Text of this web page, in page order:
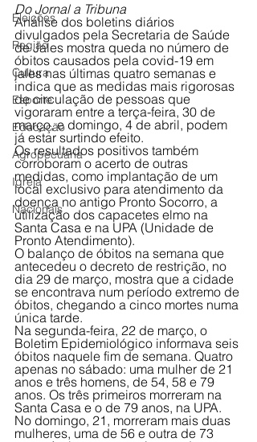
Eleições
Região
Cultura
Esporte
Educação
Agropecuária
Igreja
Nacionais
Do Jornal a Tribuna
Análise dos boletins diários
divulgados pela Secretaria de Saúde
de Jales mostra queda no número de
óbitos causados pela covid-19 em
jales nas últimas quatro semanas e
indica que as medidas mais rigorosas
de circulação de pessoas que
vigoraram entre a terça-feira, 30 de
março, e domingo, 4 de abril, podem
já estar surtindo efeito.
Os resultados positivos também
corroboram o acerto de outras
medidas, como implantação de um
local exclusivo para atendimento da
doença no antigo Pronto Socorro, a
utilização dos capacetes elmo na
Santa Casa e na UPA (Unidade de
Pronto Atendimento).
O balanço de óbitos na semana que
antecedeu o decreto de restrição, no
dia 29 de março, mostra que a cidade
se encontrava num período extremo de
óbitos, chegando a cinco mortes numa
única tarde.
Na segunda-feira, 22 de março, o
Boletim Epidemiológico informava seis
óbitos naquele fim de semana. Quatro
apenas no sábado: uma mulher de 21
anos e três homens, de 54, 58 e 79
anos. Os três primeiros morreram na
Santa Casa e o de 79 anos, na UPA.
No domingo, 21, morreram mais duas
mulheres, uma de 56 e outra de 73